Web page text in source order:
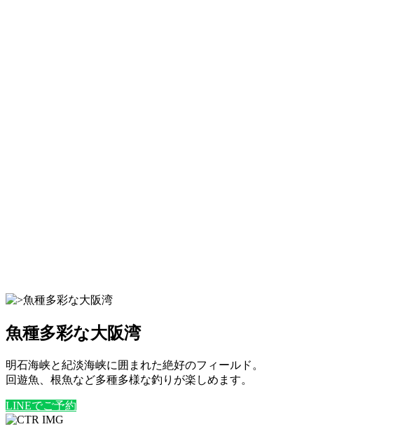
魚種多彩な大阪湾
明石海峡と紀淡海峡に囲まれた絶好のフィールド。
回遊魚、根魚など多種多様な釣りが楽しめます。
LINEでご予約